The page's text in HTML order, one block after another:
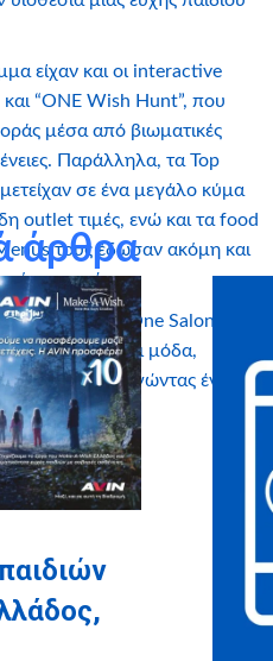
είχαν και οι interactive
“ONE Wish Hunt”, που
μέσα από βιωματικές
Παράλληλα, τα Top
σε ένα μεγάλο κύμα
outlet τιμές, ενώ και τα food
τους έδωσαν ακόμη και
χαρακτήρα.
Back”, το One Salonica
να συνδυάζει μόδα,
δημιουργώντας ένα
άρθρα